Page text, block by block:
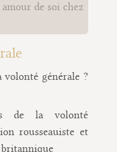
de soi chez
générale ?
de la volonté
rousseauiste et